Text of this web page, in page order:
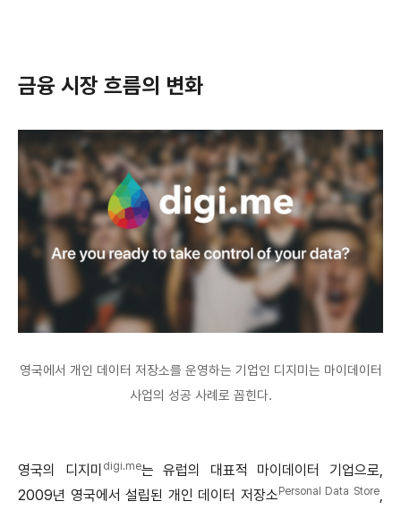
금융 시장 흐름의 변화
영국에서 개인 데이터 저장소를 운영하는 기업인 디지미는 마이데이터
사업의 성공 사례로 꼽힌다.
영국의 디지미 digi.me는 유럽의 대표적 마이데이터 기업으로,
2009년 영국에서 설립된 개인 데이터 저장소Personal Data Store